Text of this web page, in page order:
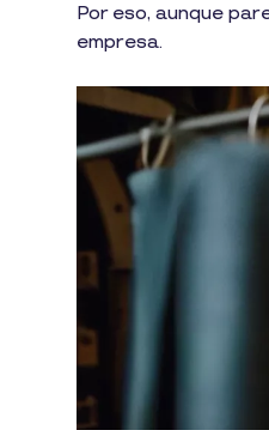
Por eso, aunque
empresa.